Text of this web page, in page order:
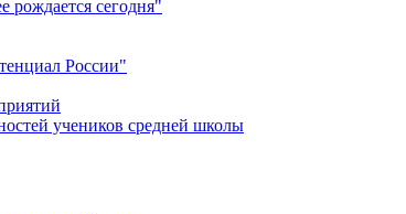
рождается сегодня"
России"
учеников средней школы